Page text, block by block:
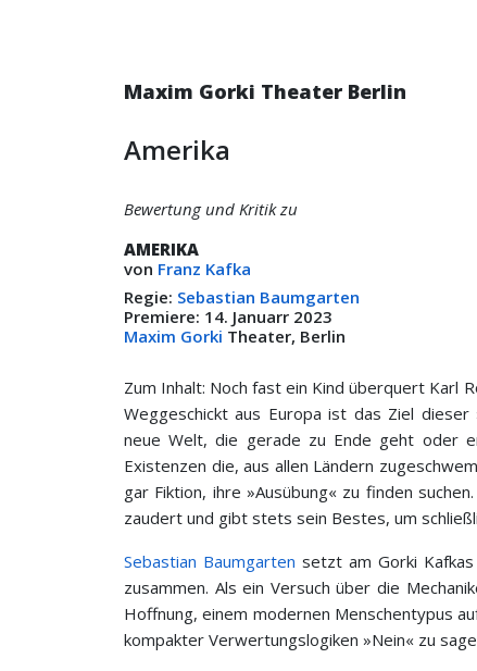
Maxim Gorki Theater Berlin
Amerika
Bewertung und Kritik zu
AMERIKA
von Franz Kafka
Regie: Sebastian Baumgarten
Premiere: 14. Januarr 2023
Maxim Gorki Theater, Berlin
Zum Inhalt: Noch fast ein Kind überquert Karl
Weggeschickt aus Europa ist das Ziel
neue Welt, die gerade zu Ende geht oder
Existenzen die, aus allen Ländern
gar Fiktion, ihre »Ausübung« zu finden
zaudert und gibt stets sein Bestes, um
Sebastian Baumgarten setzt am Gorki
zusammen. Als ein Versuch über die
Hoffnung, einem modernen Menschentypus
kompakter Verwertungslogiken »Nein« zu